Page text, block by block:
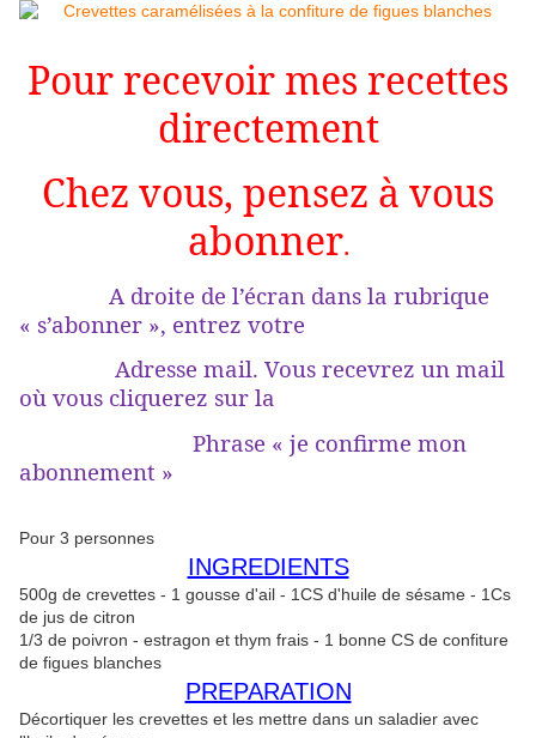
Pour recevoir mes recettes
directement
Chez vous, pensez à vous
abonner.
A droite de l’écran dans la rubrique
« s’abonner », entrez votre
Adresse mail. Vous recevrez un mail
où vous cliquerez sur la
Phrase « je confirme mon
abonnement »
Pour 3 personnes
INGREDIENTS
500g de crevettes - 1 gousse d'ail - 1CS d'huile de sésame - 1Cs
de jus de citron
1/3 de poivron - estragon et thym frais - 1 bonne CS de confiture
de figues blanches
PREPARATION
Décortiquer les crevettes et les mettre dans un saladier avec